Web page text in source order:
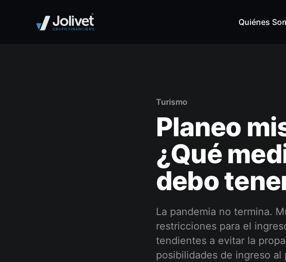
Quiénes
Turismo
Planeo
¿Qué
debo
La pandemia no termina.
restricciones para el
tendientes a evitar la
posibilidades de ingreso